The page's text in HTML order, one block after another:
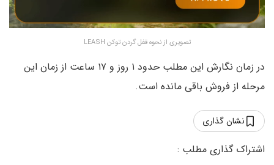
تصویری از نحوه قفل گردن توکن LEASH
در زمان نگارش این مطلب حدود ۱ روز و ۱۷ ساعت از زمان این
مرحله از فروش باقی مانده است.
نشان گذاری